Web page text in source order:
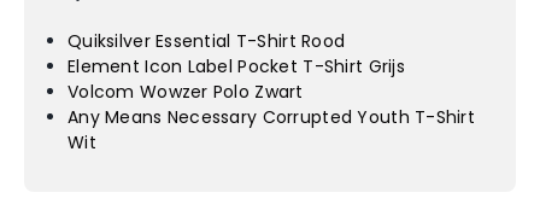
Quiksilver Essential T-Shirt Rood
Element Icon Label Pocket T-Shirt Grijs
Volcom Wowzer Polo Zwart
Any Means Necessary Corrupted Youth T-Shirt
Wit